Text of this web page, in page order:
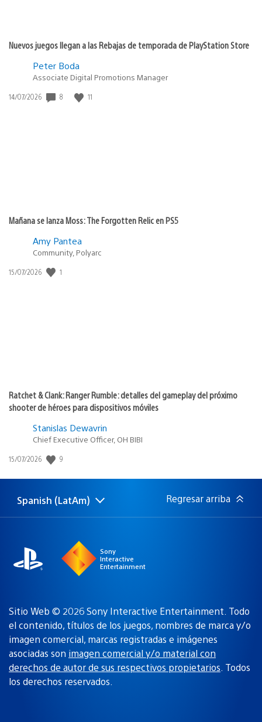
Nuevos juegos llegan a las Rebajas de temporada de PlayStation Store
Peter Boda
Associate Digital Promotions Manager
Fecha
14/07/2026 8 11
Mañana se lanza Moss: The Forgotten Relic en PS5
Amy Pantea
Community, Polyarc
Fecha
15/07/2026 1
Ratchet & Clank: Ranger Rumble: detalles del gameplay del próximo
shooter de héroes para dispositivos móviles
Stanislas Dewavrin
Chief Executive Officer, OH BIBI
Fecha
publicación:
15/07/2026 9
Elige
Región
Spanish (LatAm) Regresar arriba
Sony
Interactive
Entertainment
Sitio Web © 2026 Sony Interactive Entertainment. Todo
el contenido, títulos de los juegos, nombres de marca y/o
imagen comercial, marcas registradas e imágenes
asociadas son imagen comercial y/o material con
derechos de autor de sus respectivos propietarios. Todos
los derechos reservados.